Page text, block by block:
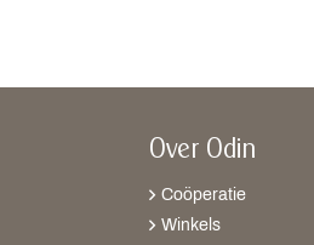
Over Odin
Coöperatie
Winkels